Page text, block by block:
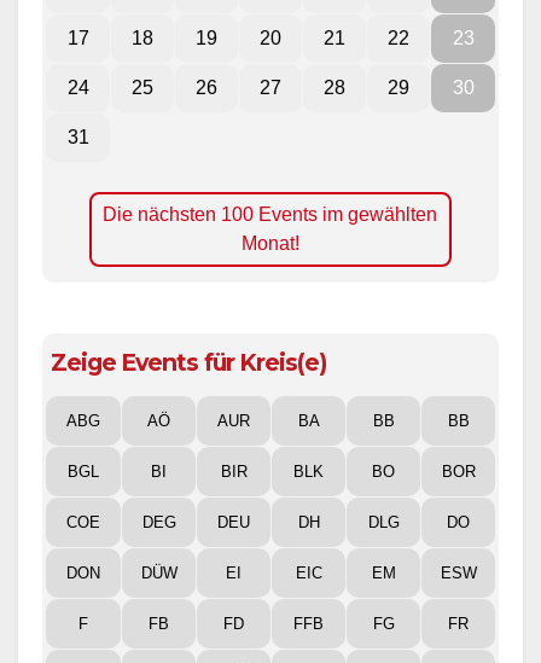
17 18 19 20 21 22 23
24 25 26 27 28 29 30
31
Die nächsten 100 Events im gewählten
Monat!
Zeige Events für Kreis(e)
ABG AÖ AUR BA BB BB
BGL BI BIR BLK BO BOR
COE DEG DEU DH DLG DO
DON DÜW EI EIC EM ESW
F FB FD FFB FG FR